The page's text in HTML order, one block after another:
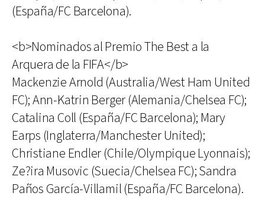
(España/FC Barcelona).
<b>Nominados al Premio The Best a la
Arquera de la FIFA</b>
Mackenzie Arnold (Australia/West Ham United
FC); Ann-Katrin Berger (Alemania/Chelsea FC);
Catalina Coll (España/FC Barcelona); Mary
Earps (Inglaterra/Manchester United);
Christiane Endler (Chile/Olympique Lyonnais);
Ze?ira Musovic (Suecia/Chelsea FC); Sandra
Paños García-Villamil (España/FC Barcelona).